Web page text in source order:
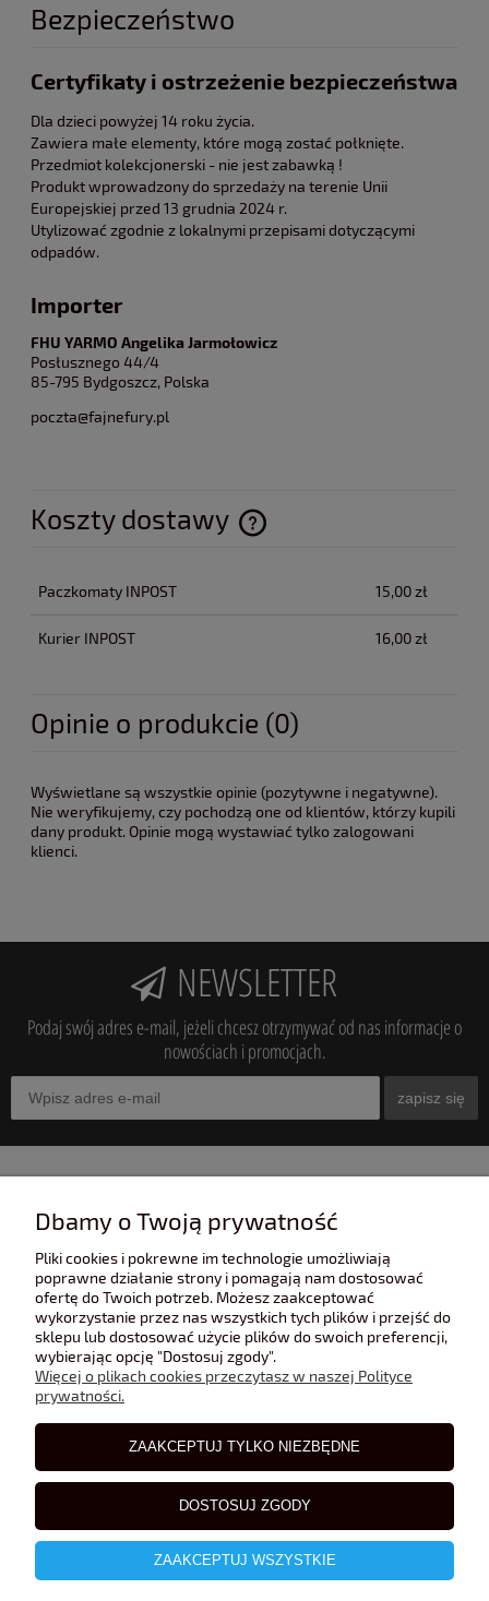
Bezpieczeństwo
Certyfikaty i ostrzeżenie bezpieczeństwa
Dla dzieci powyżej 14 roku życia.
Zawiera małe elementy, które mogą zostać połknięte.
Przedmiot kolekcjonerski - nie jest zabawką !
Produkt wprowadzony do sprzedaży na terenie Unii
Europejskiej przed 13 grudnia 2024 r.
Utylizować zgodnie z lokalnymi przepisami dotyczącymi
odpadów.
Importer
FHU YARMO Angelika Jarmołowicz
Posłusznego 44/4
85-795 Bydgoszcz, Polska
poczta@fajnefury.pl
Koszty dostawy
Cena nie zawiera ewentualnych kosztów płatności
Paczkomaty INPOST 15,00 zł
Kurier INPOST 16,00 zł
Opinie o produkcie (0)
Wyświetlane są wszystkie opinie (pozytywne i negatywne).
Nie weryfikujemy, czy pochodzą one od klientów, którzy kupili
dany produkt. Opinie mogą wystawiać tylko zalogowani
klienci.
NEWSLETTER
Podaj swój adres e-mail, jeżeli chcesz otrzymywać od nas informacje o
nowościach i promocjach.
zapisz się
POMOC
POLECANE STRONY
BLOG
Dbamy o Twoją prywatność
Pliki cookies i pokrewne im technologie umożliwiają
poprawne działanie strony i pomagają nam dostosować
ofertę do Twoich potrzeb. Możesz zaakceptować
wykorzystanie przez nas wszystkich tych plików i przejść do
sklepu lub dostosować użycie plików do swoich preferencji,
wybierając opcję "Dostosuj zgody".
Więcej o plikach cookies przeczytasz w naszej Polityce
prywatności.
ZAAKCEPTUJ TYLKO NIEZBĘDNE
DOSTOSUJ ZGODY
ZAAKCEPTUJ WSZYSTKIE